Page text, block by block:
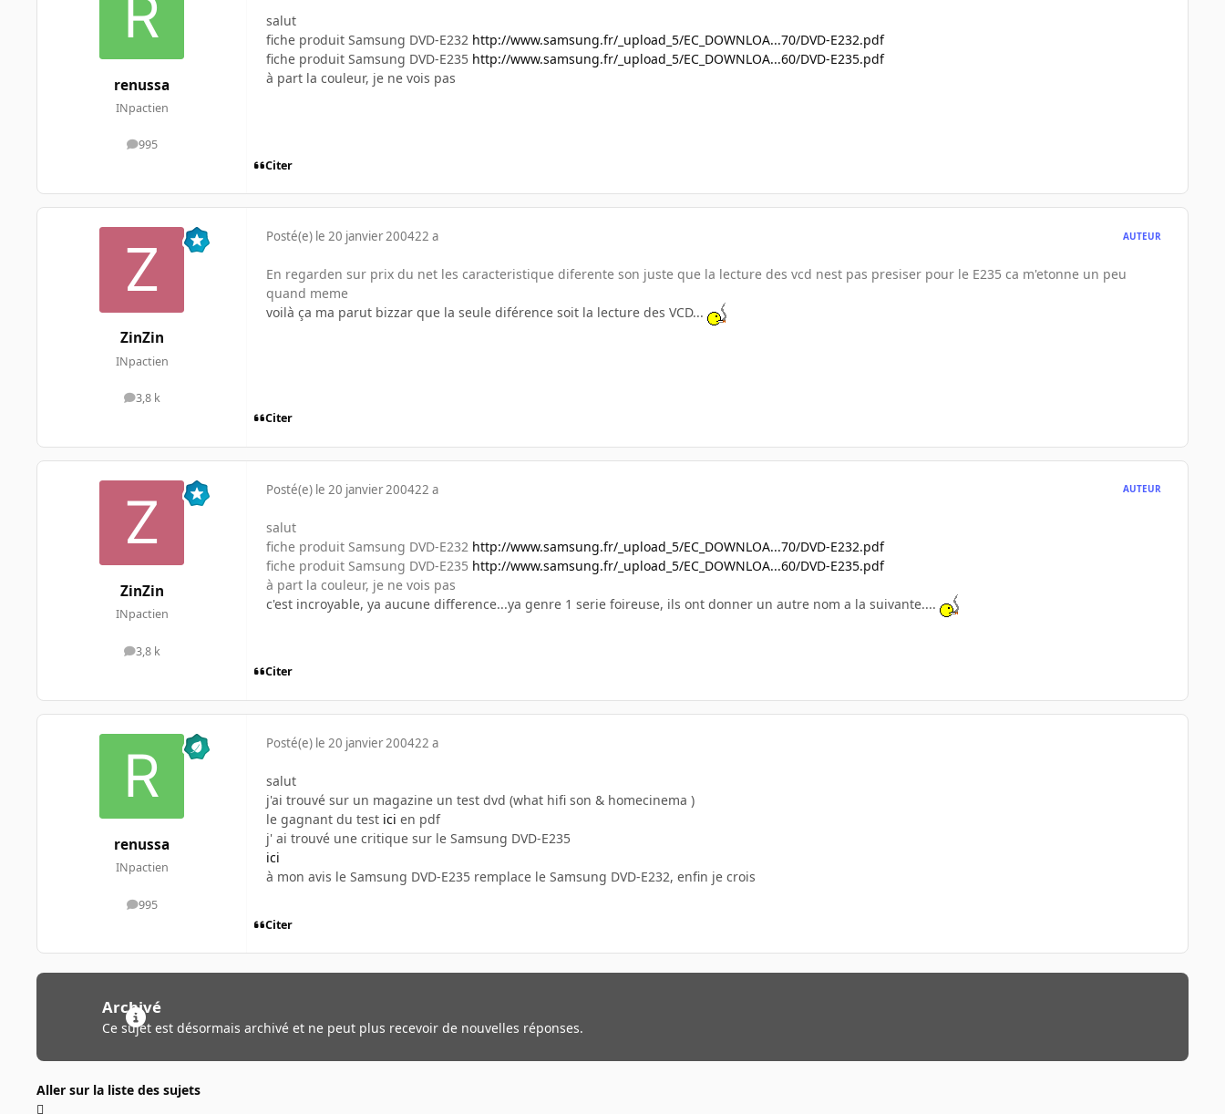
renussa
INpactien
995
messages
salut
fiche produit Samsung DVD-E232 http://www.samsung.fr/_upload_5/EC_DOWNLOA...70/DVD-E232.pdf
fiche produit Samsung DVD-E235 http://www.samsung.fr/_upload_5/EC_DOWNLOA...60/DVD-E235.pdf
à part la couleur, je ne vois pas
Citer
ZinZin
INpactien
3,8 k
messages
Posté(e) le 20 janvier 200422 a AUTEUR
En regarden sur prix du net les caracteristique diferente son juste que la lecture des vcd nest pas presiser pour le E235 ca m'etonne un peu
quand meme
voilà ça ma parut bizzar que la seule diférence soit la lecture des VCD...
Citer
ZinZin
INpactien
3,8 k
messages
Posté(e) le 20 janvier 200422 a AUTEUR
salut
fiche produit Samsung DVD-E232 http://www.samsung.fr/_upload_5/EC_DOWNLOA...70/DVD-E232.pdf
fiche produit Samsung DVD-E235 http://www.samsung.fr/_upload_5/EC_DOWNLOA...60/DVD-E235.pdf
à part la couleur, je ne vois pas
c'est incroyable, ya aucune difference...ya genre 1 serie foireuse, ils ont donner un autre nom a la suivante....
Citer
renussa
INpactien
995
messages
Posté(e) le 20 janvier 200422 a
salut
j'ai trouvé sur un magazine un test dvd (what hifi son & homecinema )
le gagnant du test ici en pdf
j' ai trouvé une critique sur le Samsung DVD-E235
ici
à mon avis le Samsung DVD-E235 remplace le Samsung DVD-E232, enfin je crois
Citer
Archivé
Ce sujet est désormais archivé et ne peut plus recevoir de nouvelles réponses.
Aller sur la liste des sujets